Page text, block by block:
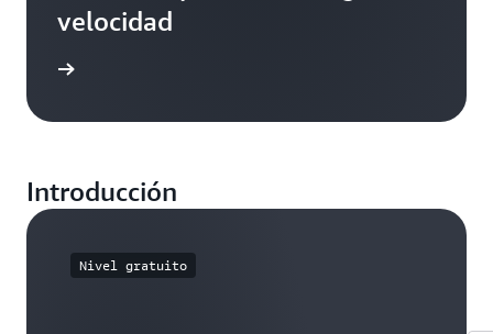
velocidad
Introducción
Nivel gratuito